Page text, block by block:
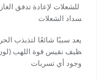
للشعلات لإعادة تدفق
سداد الشعلات
يعد سببًا شائعًا لتذبذب
ظيف نقيس قوة اللهب (لون
وجود أي تسربات